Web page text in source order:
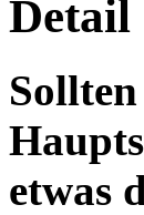
Detail
etwas